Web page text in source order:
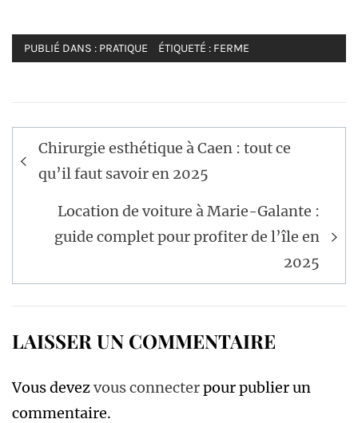
PUBLIÉ DANS : PRATIQUE ÉTIQUETÉ : FERME
Navigation
de
l’article
Chirurgie esthétique à Caen : tout ce
qu’il faut savoir en 2025
Location de voiture à Marie-Galante :
guide complet pour profiter de l’île en
2025
LAISSER UN COMMENTAIRE
Vous devezvous connecterpour publier un
commentaire.